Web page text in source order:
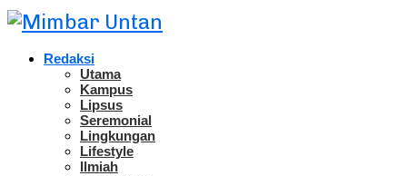
Redaksi
Utama
Kampus
Lipsus
Seremonial
Lingkungan
Lifestyle
Ilmiah